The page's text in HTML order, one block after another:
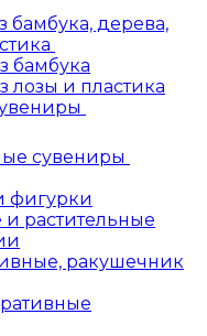
бамбука, дерева,
бамбука
лозы и пластика
сувениры
фигурки
растительные
ракушечник